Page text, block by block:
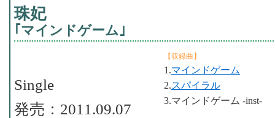
珠妃
｢マインドゲーム｣
【収録曲】
1.マインドゲーム
2.スパイラル
3.マインドゲーム -inst-
Single
発売：2011.09.07